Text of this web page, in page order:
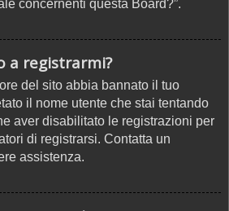
concernenti questa Board?”.
a registrarmi?
del sito abbia bannato il tuo
il nome utente che stai tentando
aver disabilitato le registrazioni per
di registrarsi. Contatta un
assistenza.